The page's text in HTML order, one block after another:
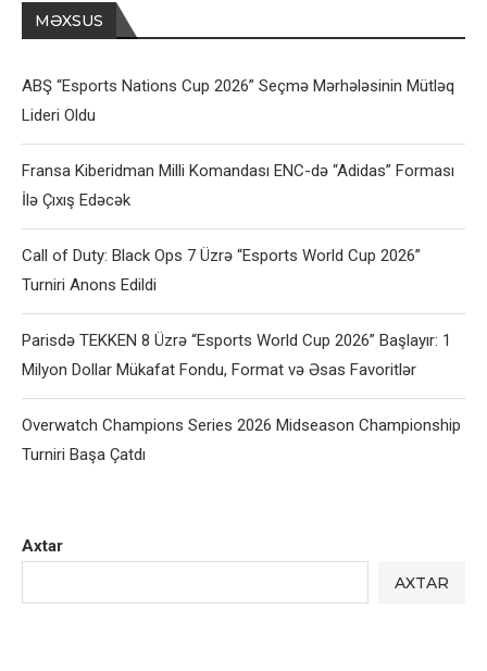
Axtar
AXTAR
MƏXSUS
ABŞ “Esports Nations Cup 2026” Seçmə Mərhələsinin Mütləq
Lideri Oldu
Fransa Kiberidman Milli Komandası ENC-də “Adidas” Forması
İlə Çıxış Edəcək
Call of Duty: Black Ops 7 Üzrə “Esports World Cup 2026”
Turniri Anons Edildi
Parisdə TEKKEN 8 Üzrə “Esports World Cup 2026” Başlayır: 1
Milyon Dollar Mükafat Fondu, Format və Əsas Favoritlər
Overwatch Champions Series 2026 Midseason Championship
Turniri Başa Çatdı